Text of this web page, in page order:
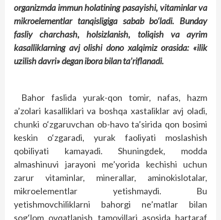
organizmda immun holatining pasayishi, vitaminlar va
mikroelementlar tanqisligiga sabab bo‘ladi. Bunday
fasliy charchash, holsizlanish, toliqish va ayrim
kasalliklarning avj olishi dono xalqimiz orasida: «ilik
uzilish davri» degan ibora bilan ta’riflanadi.
Bahor faslida yurak-qon tomir, nafas, hazm
a’zolari kasalliklari va boshqa xastaliklar avj oladi,
chunki o‘zgaruvchan ob-havo ta’sirida qon bosimi
keskin o‘zgaradi, yurak faoliyati moslashish
qobiliyati kamayadi. Shuningdek, modda
almashinuvi jarayoni me’yorida kechishi uchun
zarur vitaminlar, minerallar, aminokislotalar,
mikroelementlar yetishmaydi. Bu
yetishmovchiliklarni bahorgi ne’matlar bilan
sog‘lom ovqatlanish tamoyillari asosida bartaraf